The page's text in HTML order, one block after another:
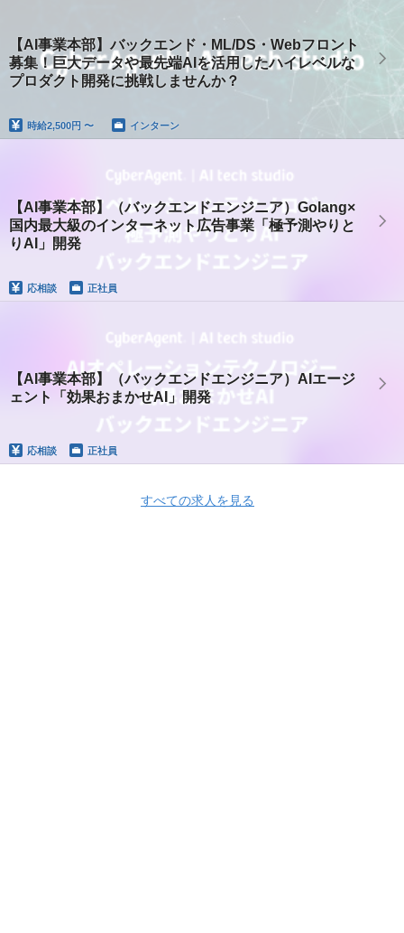
【AI事業本部】バックエンド・ML/DS・Webフロント
募集！巨大データや最先端AIを活用したハイレベルな
プロダクト開発に挑戦しませんか？
時給2,500円 〜 インターン
【AI事業本部】（バックエンドエンジニア）Golang×
国内最大級のインターネット広告事業「極予測やりと
りAI」開発
応相談 正社員
【AI事業本部】（バックエンドエンジニア）AIエージ
ェント「効果おまかせAI」開発
応相談 正社員
すべての求人を見る